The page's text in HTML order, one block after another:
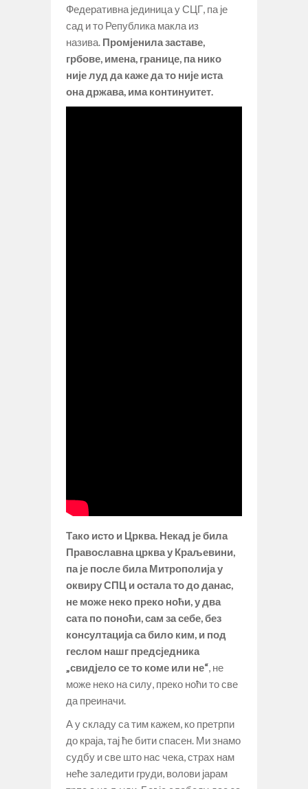
Федеративна јединица у СЦГ, па је
сад и то Република макла из
назива. Промјенила заставе,
грбове, имена, границе, па нико
није луд да каже да то није иста
она држава, има континуитет.
Тако исто и Црква. Некад је била
Православна црква у Краљевини,
па је после била Митрополија у
оквиру СПЦ и остала то до данас,
не може неко преко ноћи, у два
сата по поноћи, сам за себе, без
консултација са било ким, и под
геслом нашг предсједника
„свидјело се то коме или не“, не
може неко на силу, преко ноћи то све
да преиначи.
А у складу са тим кажем, ко претрпи
до краја, тај ће бити спасен. Ми знамо
судбу и све што нас чека, страх нам
неће заледити груди, волови јарам